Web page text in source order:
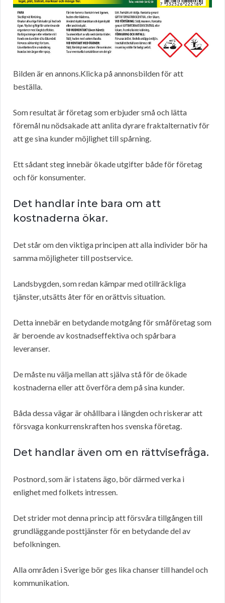
Bilden är en annons.Klicka på annonsbilden för att
beställa.
Som resultat är företag som erbjuder små och lätta
föremål nu nödsakade att anlita dyrare fraktalternativ för
att ge sina kunder möjlighet till spårning.
Ett sådant steg innebär ökade utgifter både för företag
och för konsumenter.
Det handlar inte bara om att
kostnaderna ökar.
Det står om den viktiga principen att alla individer bör ha
samma möjligheter till postservice.
Landsbygden, som redan kämpar med otillräckliga
tjänster, utsätts åter för en orättvis situation.
Detta innebär en betydande motgång för småföretag som
är beroende av kostnadseffektiva och spårbara
leveranser.
De måste nu välja mellan att själva stå för de ökade
kostnaderna eller att överföra dem på sina kunder.
Båda dessa vägar är ohållbara i längden och riskerar att
försvaga konkurrenskraften hos svenska företag.
Det handlar även om en rättvisefråga.
Postnord, som är i statens ägo, bör därmed verka i
enlighet med folkets intressen.
Det strider mot denna princip att försvåra tillgången till
grundläggande posttjänster för en betydande del av
befolkningen.
Alla områden i Sverige bör ges lika chanser till handel och
kommunikation.